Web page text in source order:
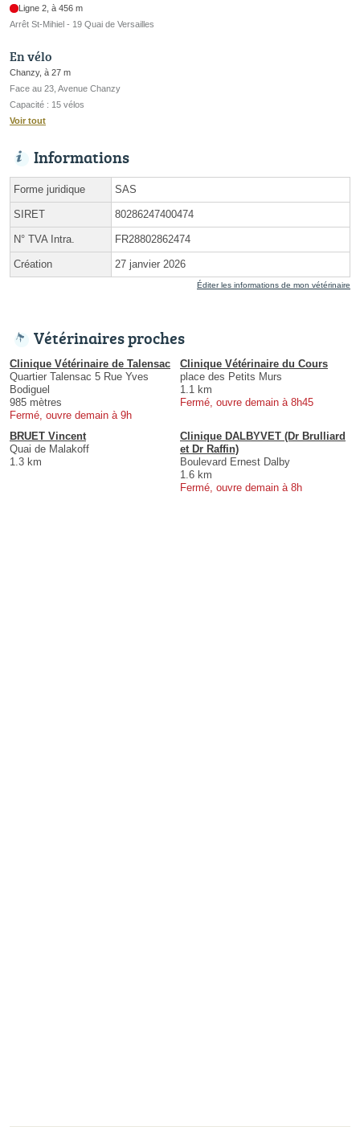
Ligne 2, à 456 m
Arrêt St-Mihiel - 19 Quai de Versailles
En vélo
Chanzy, à 27 m
Face au 23, Avenue Chanzy
Capacité : 15 vélos
Voir tout
Informations
Forme juridique SAS
SIRET 80286247400474
N° TVA Intra. FR28802862474
Création 27 janvier 2026
Éditer les informations de mon vétérinaire
Vétérinaires proches
Clinique Vétérinaire de Talensac
Quartier Talensac 5 Rue Yves
Bodiguel
985 mètres
Fermé, ouvre demain à 9h
Clinique Vétérinaire du Cours
place des Petits Murs
1.1 km
Fermé, ouvre demain à 8h45
BRUET Vincent
Quai de Malakoff
1.3 km
Clinique DALBYVET (Dr Brulliard
et Dr Raffin)
Boulevard Ernest Dalby
1.6 km
Fermé, ouvre demain à 8h